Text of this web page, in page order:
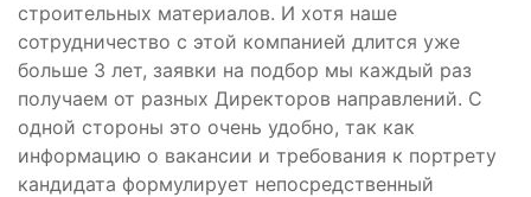
строительных материалов. И хотя наше
сотрудничество с этой компанией длится уже
больше 3 лет, заявки на подбор мы каждый раз
получаем от разных Директоров направлений. С
одной стороны это очень удобно, так как
информацию о вакансии и требования к портрету
кандидата формулирует непосредственный